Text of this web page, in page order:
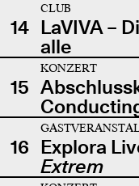
14
CLUB
LaVIVA –
alle
15
KONZERT
16 Explora
Extrem